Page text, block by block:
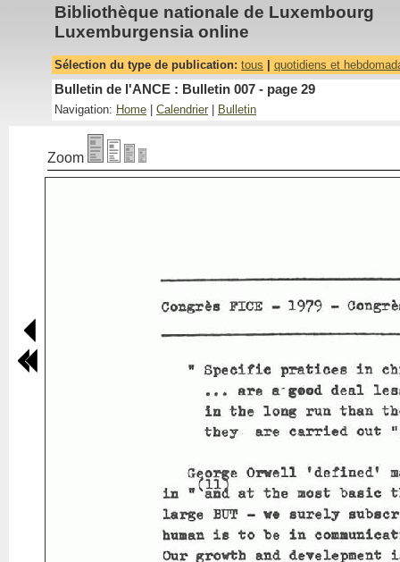
Bibliothèque nationale de Luxembourg
Luxemburgensia online
Sélection du type de publication: tous quotidiens et
Bulletin de l'ANCE : Bulletin 007 - page 29
Navigation: Home Calendrier Bulletin
Zoom